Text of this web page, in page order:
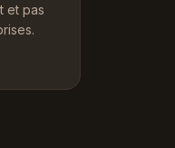
et pas